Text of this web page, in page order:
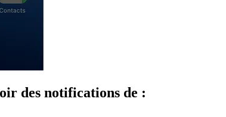
des notifications de :